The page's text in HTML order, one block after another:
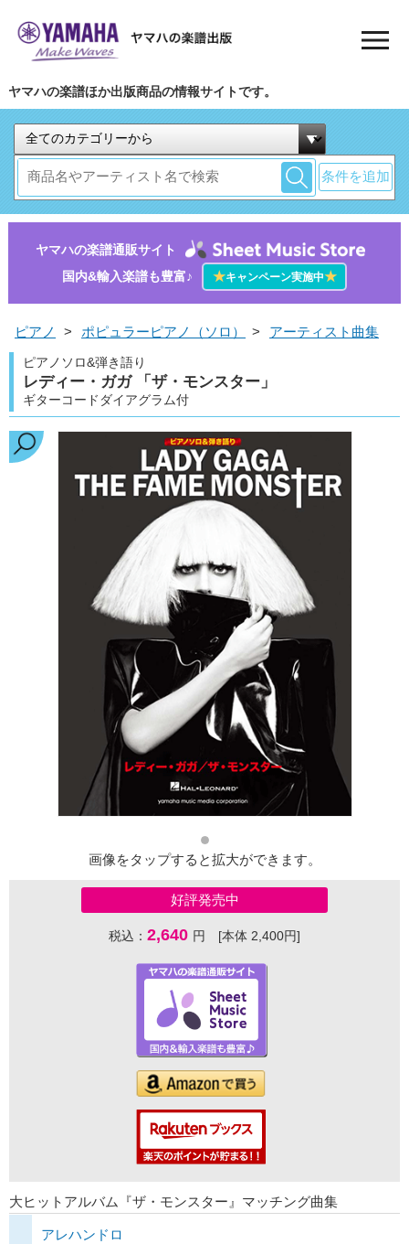
ヤマハの楽譜ほか出版商品の情報サイトです。
条件を追加
ヤマハの楽譜通販サイト
国内&輸入楽譜も豊富♪
★キャンペーン実施中★
ピアノ > ポピュラーピアノ（ソロ） > アーティスト曲集
ピアノソロ&弾き語り
レディー・ガガ 「ザ・モンスター」
ギターコードダイアグラム付
画像をタップすると拡大ができます。
好評発売中
税込： 2,640 円 [本体 2,400円]
大ヒットアルバム『ザ・モンスター』マッチング曲集
アレハンドロ